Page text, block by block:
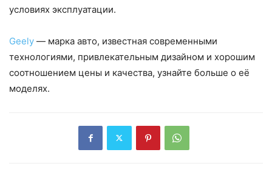
условиях эксплуатации.
Geely — марка авто, известная современными
технологиями, привлекательным дизайном и хорошим
соотношением цены и качества, узнайте больше о её
моделях.